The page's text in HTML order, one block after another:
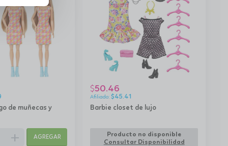
de muñecas y
add AGREGAR
Barbie closet de lujo
$50.46
$45.41
Producto no disponible
Consultar Disponibilidad